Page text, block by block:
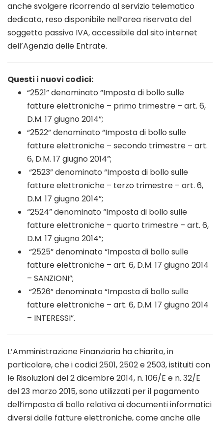
anche svolgere ricorrendo al servizio telematico
dedicato, reso disponibile nell’area riservata del
soggetto passivo IVA, accessibile dal sito internet
dell’Agenzia delle Entrate.
Questi i nuovi codici:
“2521” denominato “Imposta di bollo sulle
fatture elettroniche – primo trimestre – art. 6,
D.M. 17 giugno 2014”;
“2522” denominato “Imposta di bollo sulle
fatture elettroniche – secondo trimestre – art.
6, D.M. 17 giugno 2014”;
“2523” denominato “Imposta di bollo sulle
fatture elettroniche – terzo trimestre – art. 6,
D.M. 17 giugno 2014”;
“2524” denominato “Imposta di bollo sulle
fatture elettroniche – quarto trimestre – art. 6,
D.M. 17 giugno 2014”;
“2525” denominato “Imposta di bollo sulle
fatture elettroniche – art. 6, D.M. 17 giugno 2014
– SANZIONI”;
“2526” denominato “Imposta di bollo sulle
fatture elettroniche – art. 6, D.M. 17 giugno 2014
– INTERESSI”.
L’Amministrazione Finanziaria ha chiarito, in
particolare, che i codici 2501, 2502 e 2503, istituiti con
le Risoluzioni del 2 dicembre 2014, n. 106/E e n. 32/E
del 23 marzo 2015, sono utilizzati per il pagamento
dell’imposta di bollo relativa ai documenti informatici
diversi dalle fatture elettroniche, come anche alle